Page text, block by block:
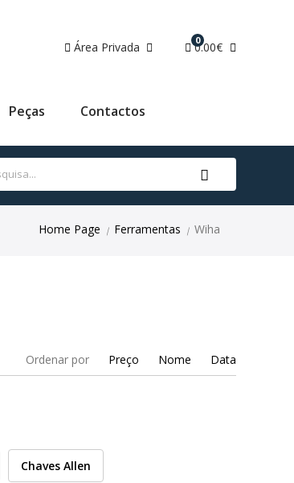
Área Privada 0
0.00€
Peças Contactos
Home Page | Ferramentas | Wiha
Ordenar por Preço Nome Data
Chaves Allen